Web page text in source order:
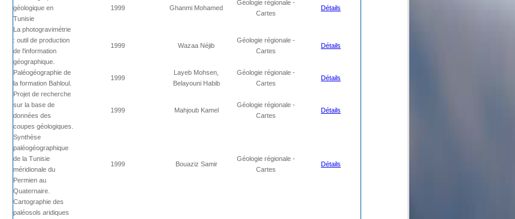
géologique en
Tunisie
1999 Ghanmi Mohamed
Géologie régionale -
Cartes
Détails
La photogravimétrie
: outil de production
de l'information
géographique.
1999 Wazaa Néjib
Géologie régionale -
Cartes
Détails
Paléogéographie de
la formation Bahloul.
1999
Layeb Mohsen,
Belayouni Habib
Géologie régionale -
Cartes
Détails
Projet de recherche
sur la base de
données des
coupes géologiques.
1999 Mahjoub Kamel
Géologie régionale -
Cartes
Détails
Synthèse
paléogéographique
de la Tunisie
méridionale du
Permien au
Quaternaire.
1999 Bouaziz Samir
Géologie régionale -
Cartes
Détails
Cartographie des
paléosols aridiques